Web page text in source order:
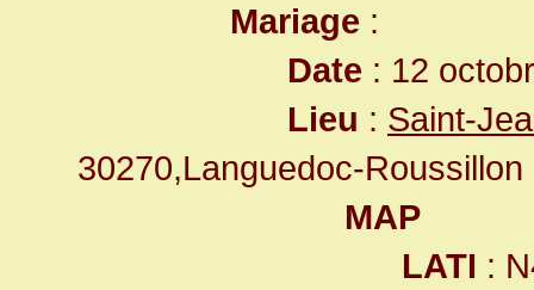
Mariage :
Date : 12
Lieu : Saint-
30270,Languedoc-Roussillon
MAP
LATI :